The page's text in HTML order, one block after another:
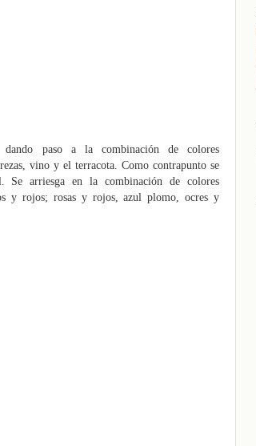
dando paso a la combinación de colores
vino y el terracota. Como contrapunto se
Se arriesga en la combinación de colores
y rojos; rosas y rojos, azul plomo, ocres y